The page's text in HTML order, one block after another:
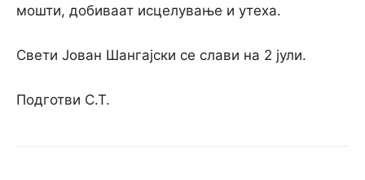
мошти, добиваат исцелување и утеха.
Свети Јован Шангајски се слави на 2 јули.
Подготви С.Т.